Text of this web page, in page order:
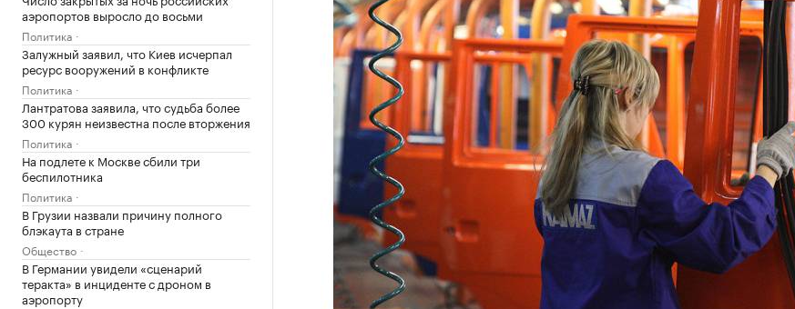
аэропортов выросло до восьми
Политика
Залужный заявил, что Киев исчерпал
ресурс вооружений в конфликте
Политика
Лантратова заявила, что судьба более
300 курян неизвестна после вторжения
Политика
На подлете к Москве сбили три
беспилотника
Политика
В Грузии назвали причину полного
блэкаута в стране
Общество
В Германии увидели «сценарий
теракта» в инциденте с дроном в
аэропорту